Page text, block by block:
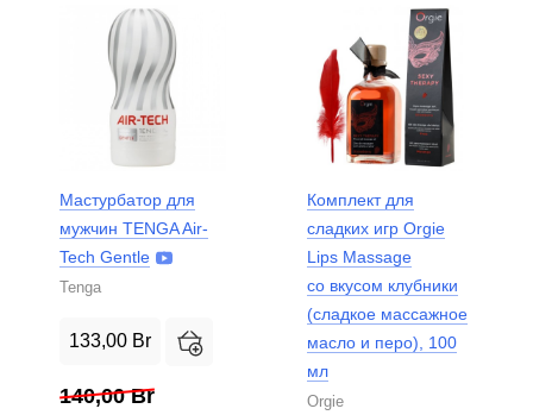
Мастурбатор для
мужчин TENGA Air-
Tech Gentle
Tenga
133,00 Br
140,00Br
Комплект для
сладких игр Orgie
Lips Massage
со вкусом клубники
(сладкое массажное
масло и перо), 100
мл
Orgie